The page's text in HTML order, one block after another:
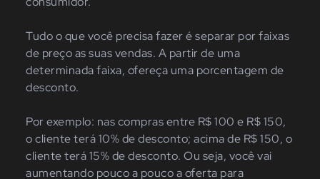
Tudo o que você precisa fazer é separar por faixas
de preço as suas vendas. A partir de uma
determinada faixa, ofereça uma porcentagem de
desconto.
Por exemplo: nas compras entre R$ 100 e R$ 150,
o cliente terá 10% de desconto; acima de R$ 150, o
cliente terá 15% de desconto. Ou seja, você vai
aumentando pouco a pouco a oferta para